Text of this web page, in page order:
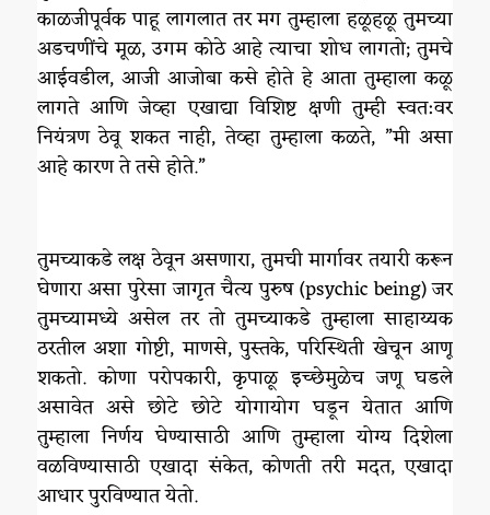
काळजीपूर्वक पाहू लागलात तर मग तुम्हाला हळूहळू तुमच्या
अडचणींचे मूळ, उगम कोठे आहे त्याचा शोध लागतो; तुमचे
आईवडील, आजी आजोबा कसे होते हे आता तुम्हाला कळू
लागते आणि जेव्हा एखाद्या विशिष्ट क्षणी तुम्ही स्वत:वर
नियंत्रण ठेवू शकत नाही, तेव्हा तुम्हाला कळते, ”मी असा
आहे कारण ते तसे होते.”
तुमच्याकडे लक्ष ठेवून असणारा, तुमची मार्गावर तयारी करून
घेणारा असा पुरेसा जागृत चैत्य पुरुष (psychic being) जर
तुमच्यामध्ये असेल तर तो तुमच्याकडे तुम्हाला साहाय्यक
ठरतील अशा गोष्टी, माणसे, पुस्तके, परिस्थिती खेचून आणू
शकतो. कोणा परोपकारी, कृपाळू इच्छेमुळेच जणू घडले
असावेत असे छोटे छोटे योगायोग घडून येतात आणि
तुम्हाला निर्णय घेण्यासाठी आणि तुम्हाला योग्य दिशेला
वळविण्यासाठी एखादा संकेत, कोणती तरी मदत, एखादा
आधार पुरविण्यात येतो.